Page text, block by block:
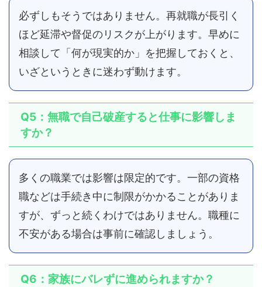
必ずしもそうではありません。再就職が長引く
ほど延滞や督促のリスクが上がります。早めに
相談して「何が現実的か」を把握しておくと、
いざというときに迷わず動けます。
Q5：無職で自己破産すると仕事に影響しま
すか？
多くの職業では影響は限定的です。一部の資格
職などは手続き中に制限がかかることがありま
すが、ずっと続くわけではありません。職種に
不安がある場合は事前に確認しましょう。
Q6：家族にバレずに進められますか？